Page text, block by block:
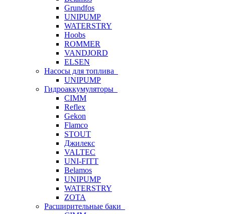
Grundfos
UNIPUMP
WATERSTRY
Hoobs
ROMMER
VANDJORD
ELSEN
Насосы для топлива
UNIPUMP
Гидроаккумуляторы
CIMM
Reflex
Gekon
Flamco
STOUT
Джилекс
VALTEC
UNI-FITT
Belamos
UNIPUMP
WATERSTRY
ZOTA
Расширительные баки